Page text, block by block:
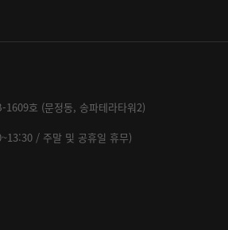
호 (문정동, 송파테라타워2)
/ 주말 및 공휴일 휴무)